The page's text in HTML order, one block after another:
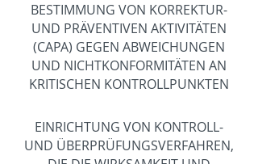
BESTIMMUNG VON KORREKTUR-
UND PRÄVENTIVEN AKTIVITÄTEN
(CAPA) GEGEN ABWEICHUNGEN
UND NICHTKONFORMITÄTEN AN
KRITISCHEN KONTROLLPUNKTEN
EINRICHTUNG VON KONTROLL-
UND ÜBERPRÜFUNGSVERFAHREN,